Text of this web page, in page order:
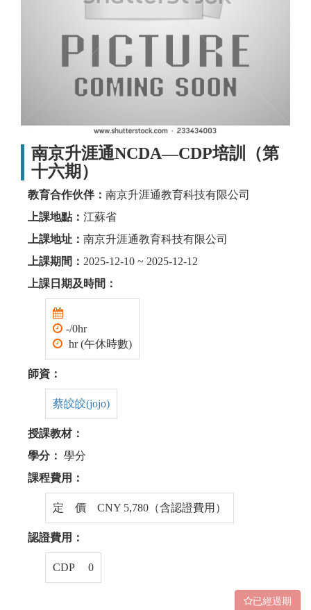
南京升涯通NCDA—CDP培訓（第
十六期）
教育合作伙伴： 南京升涯通教育科技有限公司
上課地點： 江蘇省
上課地址： 南京升涯通教育科技有限公司
上課期間： 2025-12-10 ~ 2025-12-12
上課日期及時間：
-/0hr
hr (午休時數)
師資：
蔡皎皎(jojo)
授課教材：
學分： 學分
課程費用：
定 價 CNY 5,780（含認證費用）
認證費用：
CDP 0
已經過期